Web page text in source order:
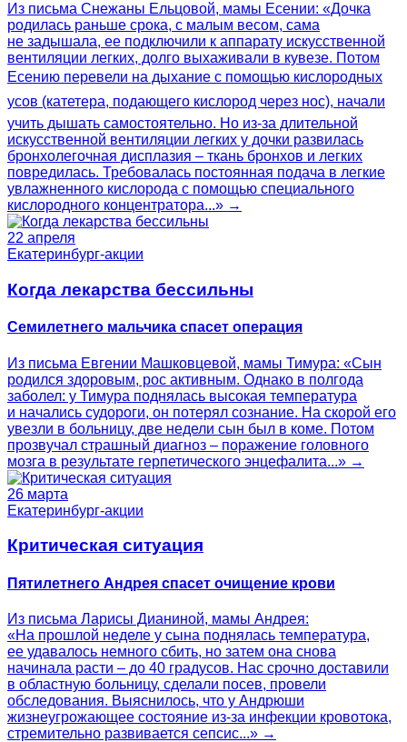
Из письма Снежаны Ельцовой, мамы Есении: «Дочка
родилась раньше срока, с малым весом, сама
не задышала, ее подключили к аппарату искусственной
вентиляции легких, долго выхаживали в кувезе. Потом
Есению перевели на дыхание с помощью кислородных
усов (катетера, подающего кислород через нос), начали
учить дышать самостоятельно. Но из-за длительной
искусственной вентиляции легких у дочки развилась
бронхолегочная дисплазия – ткань бронхов и легких
повредилась. Требовалась постоянная подача в легкие
увлажненного кислорода с помощью специального
кислородного концентратора...» →
22 апреля
Екатеринбург-акции
Когда лекарства бессильны
Семилетнего мальчика спасет операция
Из письма Евгении Машковцевой, мамы Тимура: «Сын
родился здоровым, рос активным. Однако в полгода
заболел: у Тимура поднялась высокая температура
и начались судороги, он потерял сознание. На скорой его
увезли в больницу, две недели сын был в коме. Потом
прозвучал страшный диагноз – поражение головного
мозга в результате герпетического энцефалита...» →
26 марта
Екатеринбург-акции
Критическая ситуация
Пятилетнего Андрея спасет очищение крови
Из письма Ларисы Дианиной, мамы Андрея:
«На прошлой неделе у сына поднялась температура,
ее удавалось немного сбить, но затем она снова
начинала расти – до 40 градусов. Нас срочно доставили
в областную больницу, сделали посев, провели
обследования. Выяснилось, что у Андрюши
жизнеугрожающее состояние из-за инфекции кровотока,
стремительно развивается сепсис...» →